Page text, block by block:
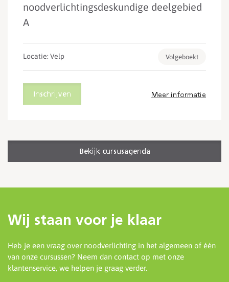
noodverlichtingsdeskundige deelgebied
A
Locatie: Velp Volgeboekt
Inschrijven Meer informatie
Bekijk cursusagenda
Wij staan voor je klaar
Heb je een vraag over noodverlichting in het algemeen of één
van onze cursussen? Neem dan contact op met onze
klantenservice, we helpen je graag verder.